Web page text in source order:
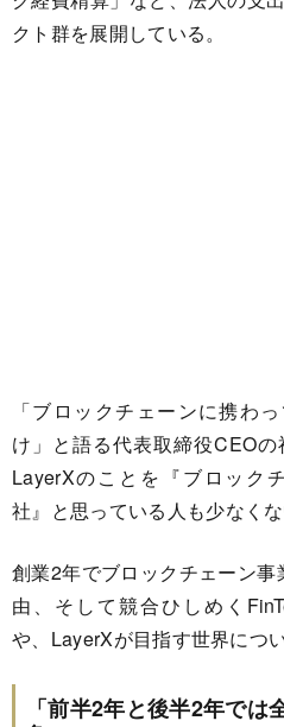
クト群を展開している。
「ブロックチェーンに携わ
け」と語る代表取締役CEO
LayerXのことを『ブロック
社』と思っている人も少なく
創業2年でブロックチェーン
由、そして競合ひしめく
や、LayerXが目指す世界につ
「前半2年と後半2年で